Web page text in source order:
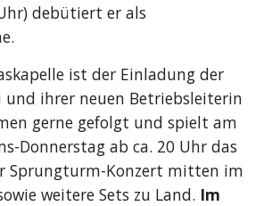
debütiert er als
ist der Einladung der
und ihrer neuen Betriebsleiterin
gerne gefolgt und spielt am
Donnerstag ab ca. 20 Uhr das
Sprungturm-Konzert mitten im
weitere Sets zu Land. Im